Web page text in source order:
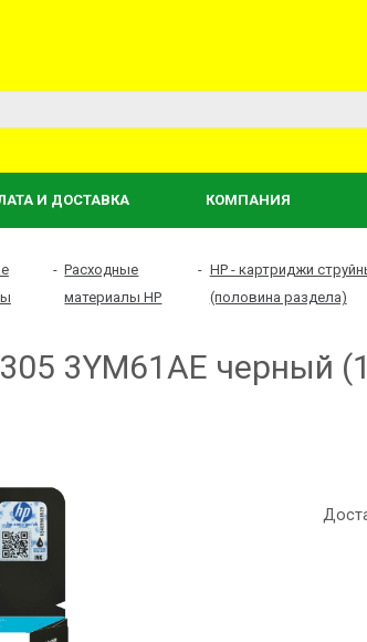
И ДОСТАВКА КОМПАНИЯ
- Расходные
материалы HP
- HP - картриджи
(половина раздела)
3YM61AE черный